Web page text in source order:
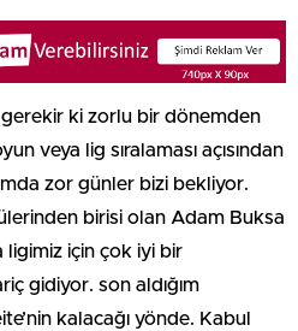
ki zorlu bir dönemden
veya lig sıralaması açısından
zor günler bizi bekliyor.
birisi olan Adam Buksa
için çok iyi bir
gidiyor. son aldığım
kalacağı yönde. Kabul